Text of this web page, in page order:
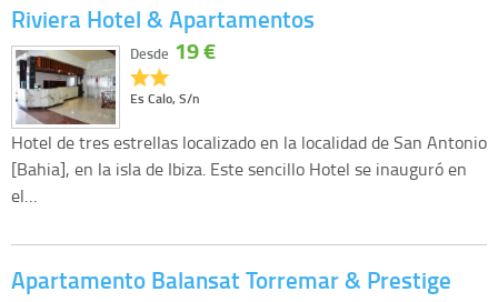
Riviera Hotel & Apartamentos
Es Calo, S/n
Desde 19 €
Hotel de tres estrellas localizado en la localidad de San Antonio
[Bahia], en la isla de Ibiza. Este sencillo Hotel se inauguró en
el…
Apartamento Balansat Torremar & Prestige